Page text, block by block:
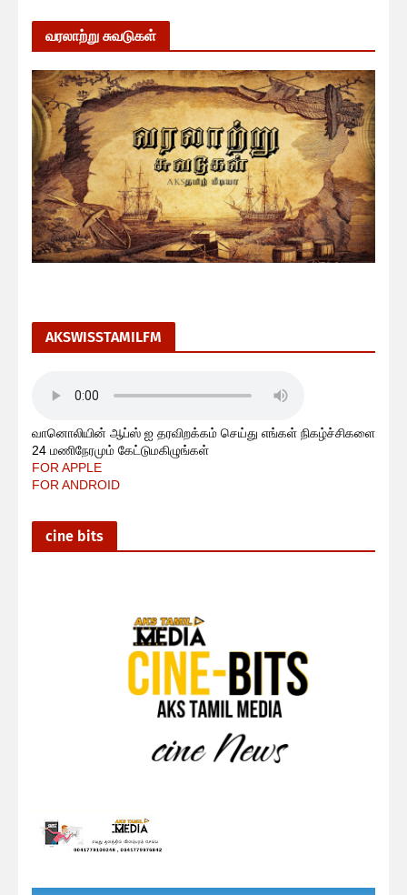
வரலாற்று சுவடுகள்
AKSWISSTAMILFM
வானொலியின் ஆப்ஸ் ஐ தரவிறக்கம் செய்து எங்கள் நிகழ்ச்சிகளை
24 மணிநேரமும் கேட்டுமகிழுங்கள்
FOR APPLE
FOR ANDROID
cine bits